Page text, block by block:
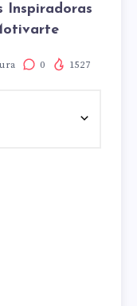
Inspiradoras
0 1527